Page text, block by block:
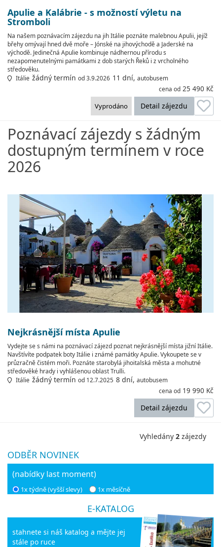
Apulie a Kalábrie - s možností výletu na
Stromboli
Na našem poznávacím zájezdu na jih Itálie poznáte malebnou Apulii, jejíž
břehy omývají hned dvě moře – Jónské na jihovýchodě a Jaderské na
východě. Jedinečná Apulie kombinuje nádhernou přírodu s
nezapomenutelnými památkami z dob starých Řeků i z vrcholného
středověku.
Itálie žádný termín od 3.9.2026 11 dní, autobusem
cena od 25 490 Kč
Detail zájezdu
Vyprodáno
Poznávací zájezdy s žádným
dostupným termínem v roce
2026
Nejkrásnější místa Apulie
Vydejte se s námi na poznávací zájezd poznat nejkrásnější místa jižní Itálie.
Navštívíte podpatek boty Itálie i známé památky Apulie. Vykoupete se v
průzračně čistém moři. Poznáte starobylá jihoitalská města a mohutné
středověké hrady i vyhlášenou oblast Trulli.
Itálie žádný termín od 12.7.2025 8 dní, autobusem
cena od 19 990 Kč
Detail zájezdu
Vyhledány 2 zájezdy
ODBĚR NOVINEK
(nabídky last moment)
1x týdně (vyšší slevy) 1x měsíčně
E-KATALOG
stahnete si náš katalog a mějte jej
stále po ruce